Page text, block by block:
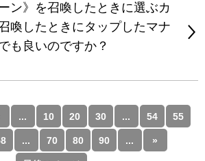
ン》を召喚したときに選ぶカ
喚したときにタップしたマナ
も良いのですか？
... 10 20 30 ... 54 55
... 70 80 90 ... »